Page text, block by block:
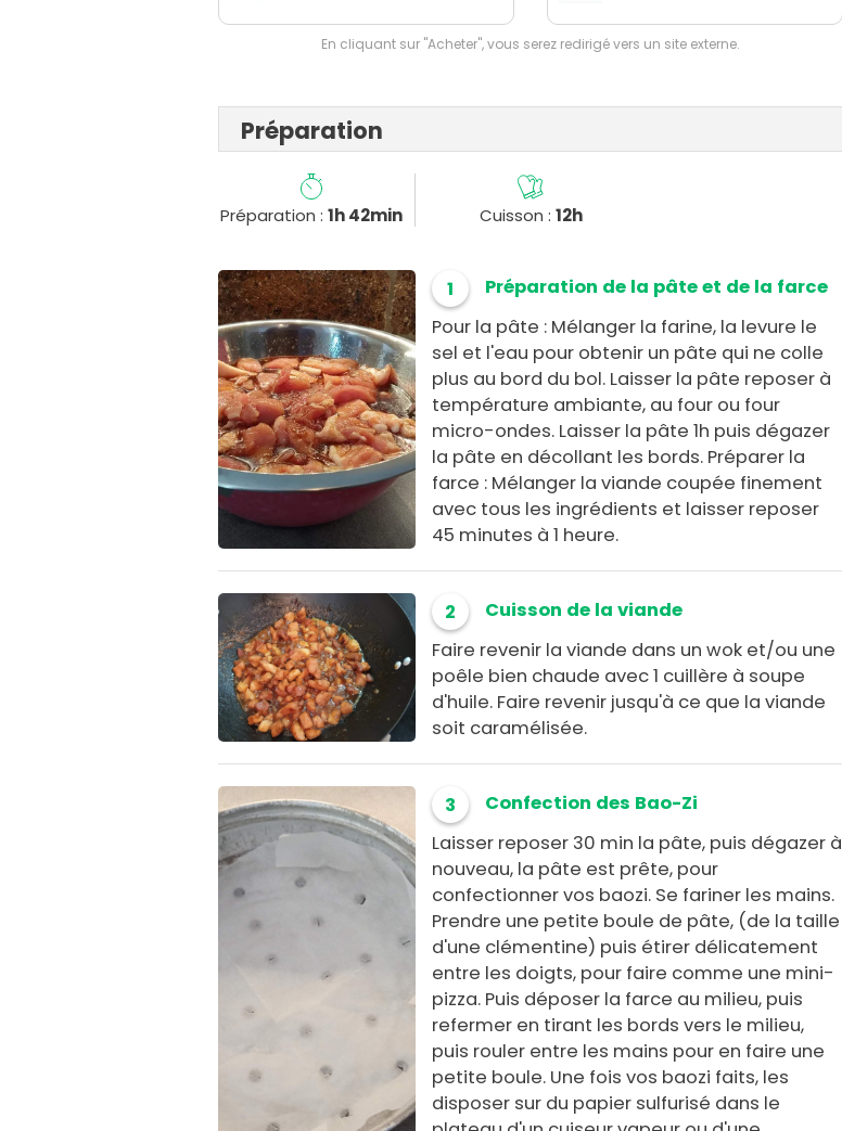
En cliquant sur "Acheter", vous serez redirigé vers un site externe.
Préparation
Préparation :1h 42min Cuisson : 12h
1
Préparation de la pâte et de la farce
Pour la pâte : Mélanger la farine, la levure le
sel et l'eau pour obtenir un pâte qui ne colle
plus au bord du bol. Laisser la pâte reposer à
température ambiante, au four ou four
micro-ondes. Laisser la pâte 1h puis dégazer
la pâte en décollant les bords. Préparer la
farce : Mélanger la viande coupée finement
avec tous les ingrédients et laisser reposer
45 minutes à 1 heure.
2
Cuisson de la viande
Faire revenir la viande dans un wok et/ou une
poêle bien chaude avec 1 cuillère à soupe
d'huile. Faire revenir jusqu'à ce que la viande
soit caramélisée.
3
Confection des Bao-Zi
Laisser reposer 30 min la pâte, puis dégazer à
nouveau, la pâte est prête, pour
confectionner vos baozi. Se fariner les mains.
Prendre une petite boule de pâte, (de la taille
d'une clémentine) puis étirer délicatement
entre les doigts, pour faire comme une mini-
pizza. Puis déposer la farce au milieu, puis
refermer en tirant les bords vers le milieu,
puis rouler entre les mains pour en faire une
petite boule. Une fois vos baozi faits, les
disposer sur du papier sulfurisé dans le